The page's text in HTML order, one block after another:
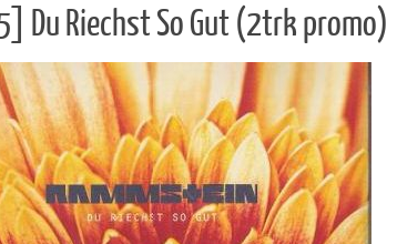
Du Riechst So Gut (2trk promo)